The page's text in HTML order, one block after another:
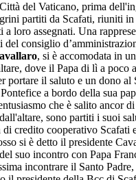
del Vaticano, prima
partiti da Scafati, riuniti in
loro assegnati. Una
del consiglio
, si è accomodata in
dove il Papa di lì a poco
portare il saluto e un dono al
a bordo della sua
che è salito ancor
sono partiti i suoi
credito cooperativo Scafati
si è detto il presidente
suo incontro con Papa
incontrare il Santo